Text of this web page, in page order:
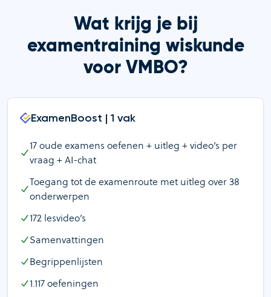
Wat krijg je bij
examentraining wiskunde
voor VMBO?
ExamenBoost | 1 vak
17oude examens oefenen + uitleg + video’s per
vraag + AI-chat
Toegang tot de examenroute met uitleg over38
onderwerpen
172 lesvideo’s
Samenvattingen
Begrippenlijsten
1.117oefeningen